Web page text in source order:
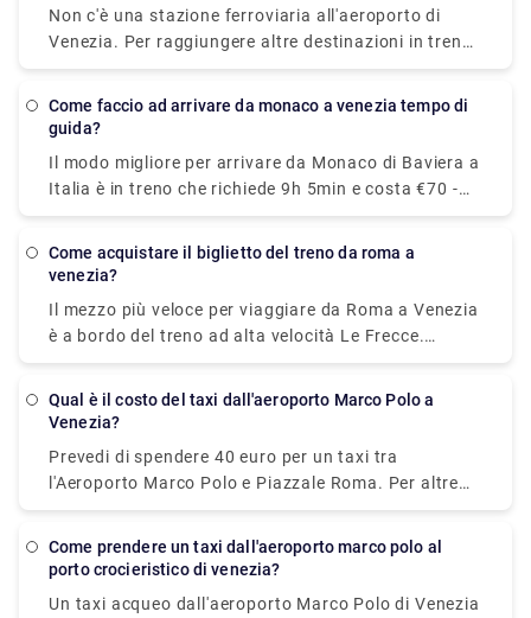
Non c'è una stazione ferroviaria all'aeroporto di
Venezia. Per raggiungere altre destinazioni in treno,
devi prima raggiungere la Stazione Ferroviaria di
Lucia.
come faccio ad arrivare da monaco a venezia tempo di
guida?
Il modo migliore per arrivare da Monaco di Baviera a
Italia è in treno che richiede 9h 5min e costa €70 -
€160. In alternativa, puoi bus, che costa €40 - €60 e
tramite la E45
come acquistare il biglietto del treno da roma a
venezia?
Il mezzo più veloce per viaggiare da Roma a Venezia
è a bordo del treno ad alta velocità Le Frecce.
Questo treno moderno e lussuoso ti porterà a
percorrenza effettivi, controlla il nostro orario.
Qual è il costo del taxi dall'aeroporto Marco Polo a
Venezia?
Prevedi di spendere 40 euro per un taxi tra
l'Aeroporto Marco Polo e Piazzale Roma. Per altre
tariffe, vedere la foto sopra. I componenti aggiuntivi
festivi potrebbero aumentare la tariffa, quindi chiedi
come prendere un taxi dall'aeroporto marco polo al
porto crocieristico di venezia?
Un taxi acqueo dall'aeroporto Marco Polo di Venezia